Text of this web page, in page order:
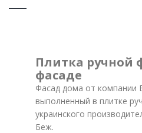
Плитка ручной
фасаде
Фасад дома от компании
выполненный в плитке
украинского
Беж.